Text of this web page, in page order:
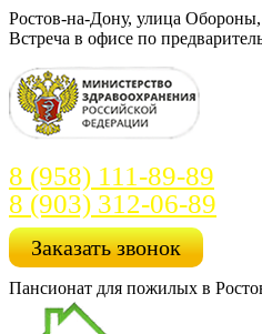
Перейти
к
Ростов-на-Дону, улица
Встреча в офисе по
8 (958) 111-89-89
8 (903) 312-06-89
Заказать звонок
Пансионат для пожилых в